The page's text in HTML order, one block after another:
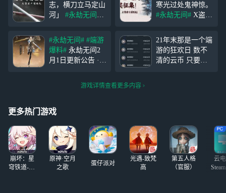
志，横刀立马定山
河」 #永劫无间#
正式登场！
#聚窟
洲侠士福利#有奖
征集“横刀”上分攻
略啦！ ：1月4日~
器“横刀”在新赛季
帅连招
寒光过处鬼神惊。
#永劫无间# X盗墓
新英雄【张起灵】
今日上线！ #聚窟
洲侠士福利#有奖
征集新英雄张起灵
#永劫无间# #端游
爆料# 永劫无间2
月1日更新公告 ·新
魏轻】 帅气上
线，快来体验执金
招式吧！ ·新春瑞
神品时装【执明神
君】和横刀神品皮
肤【比羿】以
21年末那是一个端
游的狂欢日 数不
清的云币 只要你
游戏详情查看更多内容
更多热门游戏
崩坏：星
穹铁道-4.4
原神·空月
之歌
蛋仔派对
光遇-致梵
高
第五人格
（官服）
云